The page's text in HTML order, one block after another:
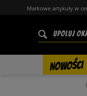
Markowe artykuły w
NOWOŚCI